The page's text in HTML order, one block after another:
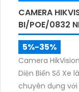
CAMERA
BI/POE/0832
5%-35%
Camera
Diện Biển Số Xe
chuyên dụng với